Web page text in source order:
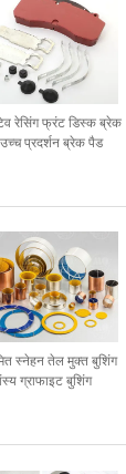
रेसिंग फ्रंट डिस्क ब्रेक
प्रदर्शन ब्रेक पैड
स्नेहन तेल मुक्त बुशिंग
ग्राफाइट बुशिंग